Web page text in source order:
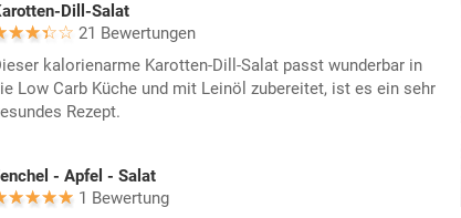
Dill-Salat
21 Bewertungen
kalorienarme Karotten-Dill-Salat passt wunderbar in
Low Carb Küche und mit Leinöl zubereitet, ist es ein sehr
Rezept.
- Apfel - Salat
1 Bewertung